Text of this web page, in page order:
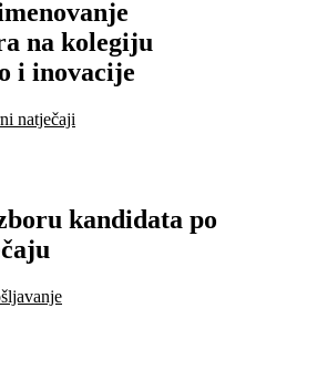
na kolegiju
i inovacije
natječaji
kandidata po